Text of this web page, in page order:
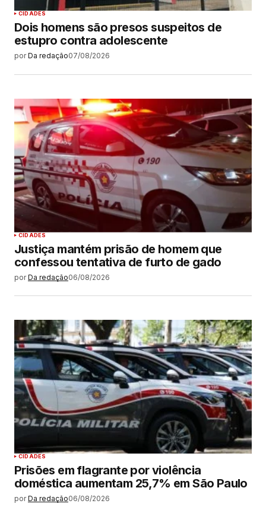
CIDADES
Dois homens são presos suspeitos de
estupro contra adolescente
por Da redação07/08/2026
CIDADES
Justiça mantém prisão de homem que
confessou tentativa de furto de gado
por Da redação06/08/2026
CIDADES
Prisões em flagrante por violência
doméstica aumentam 25,7% em São Paulo
por Da redação06/08/2026